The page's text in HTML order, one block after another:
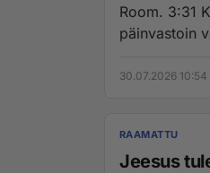
Room. 3:31 Kumoammeko me siis lain vetoamalla uskoon? Emme suinkaan, me
päinvastoin
30.07.2026 10:54
RAAMATTU
Jeesus